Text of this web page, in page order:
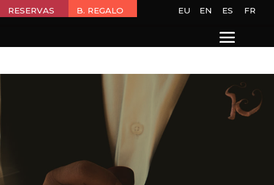
RESERVAS B. REGALO EU EN ES FR